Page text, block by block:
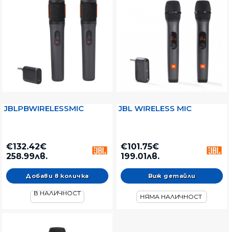
JBLPBWIRELESSMIC
€132.42€
258.99лв.
В НАЛИЧНОСТ
JBL WIRELESS MIC
€101.75€
199.01лв.
Виж детайли
НЯМА НАЛИЧНОСТ